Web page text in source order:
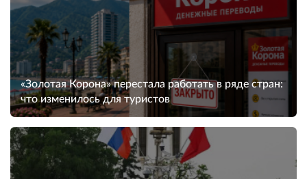
«Золотая Корона» перестала работать в ряде стран:
что изменилось для туристов